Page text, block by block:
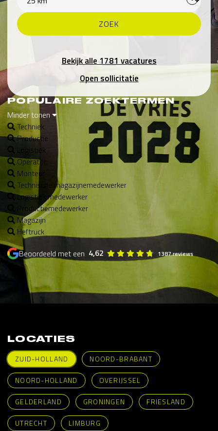
Bekijk alle 1781 vacatures
Open sollicitatie
POPULAIRE ZOEKTERMEN
Minder tonen
Techniek
Productie
Logistiek
Operator
Monteur
Technische magazijnemedewerker
Logistiek medewerker
Productiemedewerker
Magazijn
Heftruck
Beoordeeld met een 4,62 1387 reviews
LOCATIES
ZUID-HOLLAND
NOORD-BRABANT
NOORD-HOLLAND OVERIJSSEL
GELDERLAND GRONINGEN FRIESLAND
UTRECHT LIMBURG